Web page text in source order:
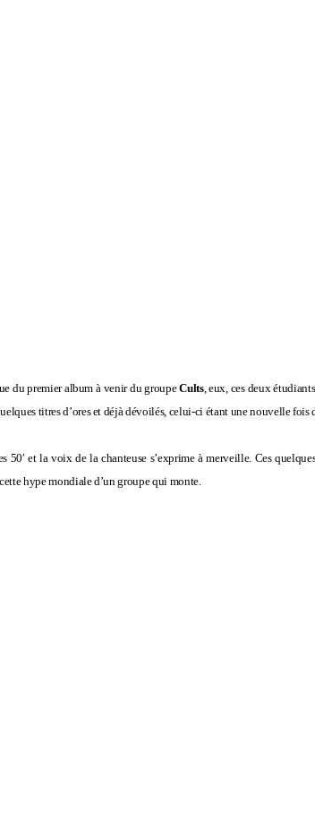
du premier album à venir du groupeCults, eux, ces deux
titres d’ores et déjà dévoilés, celui-ci étant une nouvelle fois
50′ et la voix de la chanteuse s’exprime à merveille. Ces
hype mondiale d’un groupe qui monte.